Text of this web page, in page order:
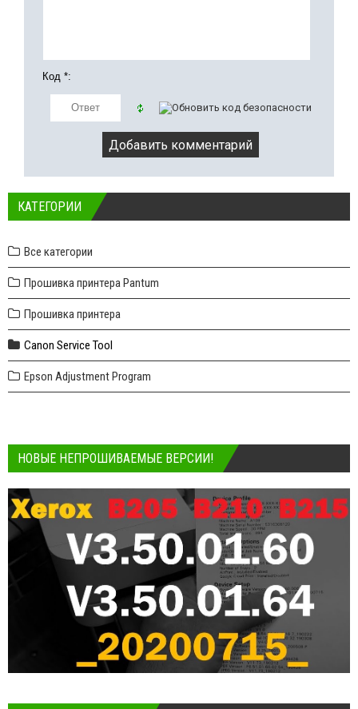
Код *:
КАТЕГОРИИ
Все категории
Прошивка принтера Pantum
Прошивка принтера
Canon Service Tool
Epson Adjustment Program
НОВЫЕ НЕПРОШИВАЕМЫЕ ВЕРСИИ!